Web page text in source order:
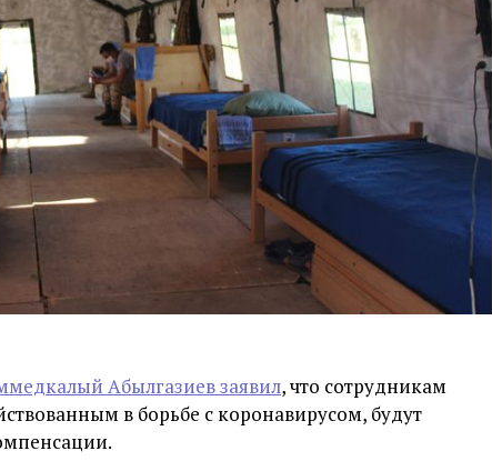
Абылгазиев заявил, что сотрудникам
в борьбе с коронавирусом, будут